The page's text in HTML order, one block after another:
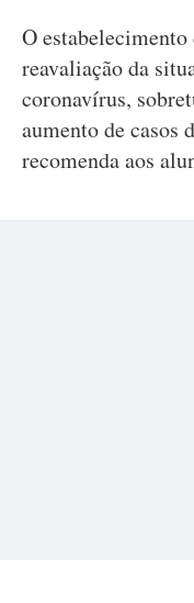
O
reavaliação da
coronavírus,
aumento de casos
recomenda aos